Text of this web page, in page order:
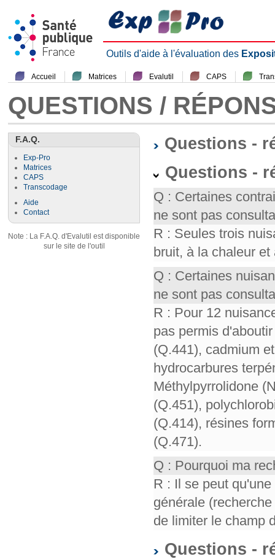
Outils d'aide à l'évaluation des
Accueil Matrices Evalutil CAPS
QUESTIONS /
F.A.Q.
Exp-Pro
Matrices
CAPS
Transcodage
Aide
Contact
Note : La F.A.Q. d'Evalutil est disponible
sur le site de l'outil
Questions -
Questions -
Q : Certaines
ne sont pas
R : Seules trois
bruit, à la chaleur et
Q : Certaines
ne sont pas
R : Pour 12
pas permis
(Q.441), cadmium
hydrocarbures
Méthylpyrrolidone
(Q.451),
(Q.414), résines
(Q.471).
Q : Pourquoi ma
R : Il se peut
générale
de limiter le champ
Questions -